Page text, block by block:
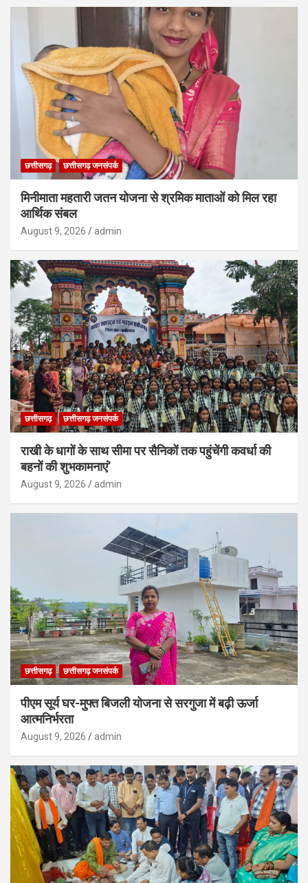
छत्तीसगढ़ छत्तीसगढ़ जनसंपर्क
मिनीमाता महतारी जतन योजना से श्रमिक माताओं को मिल रहा
आर्थिक संबल
August 9, 2026 admin
छत्तीसगढ़ छत्तीसगढ़ जनसंपर्क
राखी के धागों के साथ सीमा पर सैनिकों तक पहुंचेंगी कवर्धा की
बहनों की शुभकामनाएं’
August 9, 2026 admin
छत्तीसगढ़ छत्तीसगढ़ जनसंपर्क
पीएम सूर्य घर-मुफ्त बिजली योजना से सरगुजा में बढ़ी ऊर्जा
आत्मनिर्भरता
August 9, 2026 admin